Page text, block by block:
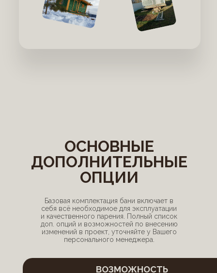
ОСНОВНЫЕ
ДОПОЛНИТЕЛЬНЫЕ
ОПЦИИ
Базовая комплектация бани включает в
себя всё необходимое для эксплуатации
и качественного парения. Полный список
доп. опций и возможностей по внесению
изменений в проект, уточняйте у Вашего
персонального менеджера.
ВОЗМОЖНОСТЬ